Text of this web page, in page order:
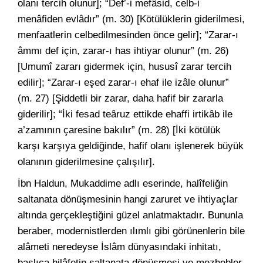
olanı tercih olunur]; “Def’-i mefâsid, celb-i
menâfiden evlâdır” (m. 30) [Kötülüklerin giderilmesi,
menfaatlerin celbedilmesinden önce gelir]; “Zarar-ı
âmmı def için, zarar-ı has ihtiyar olunur” (m. 26)
[Umumî zararı gidermek için, hususî zarar tercih
edilir]; “Zarar-ı eşed zarar-ı ehaf ile izâle olunur”
(m. 27) [Şiddetli bir zarar, daha hafif bir zararla
giderilir]; “İki fesad teâruz ettikde ehaffi irtikâb ile
a’zamının çaresine bakılır” (m. 28) [İki kötülük
karşı karşıya geldiğinde, hafif olanı işlenerek büyük
olanının giderilmesine çalışılır].
İbn Haldun, Mukaddime adlı eserinde, halîfeliğin
saltanata dönüşmesinin hangi zaruret ve ihtiyaçlar
altında gerçekleştiğini güzel anlatmaktadır. Bununla
beraber, modernistlerden ılımlı gibi görünenlerin bile
alâmeti neredeyse İslâm dünyasındaki inhitatı,